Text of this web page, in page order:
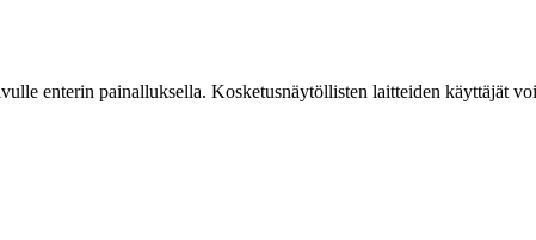
enterin painalluksella. Kosketusnäytöllisten laitteiden käyttäjät